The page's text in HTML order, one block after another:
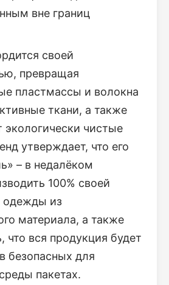
вне границ
своей
превращая
пластмассы и волокна
ткани, а также
экологически чистые
утверждает, что его
– в недалёком
100% своей
одежды из
материала, а также
что вся продукция будет
безопасных для
пакетах.